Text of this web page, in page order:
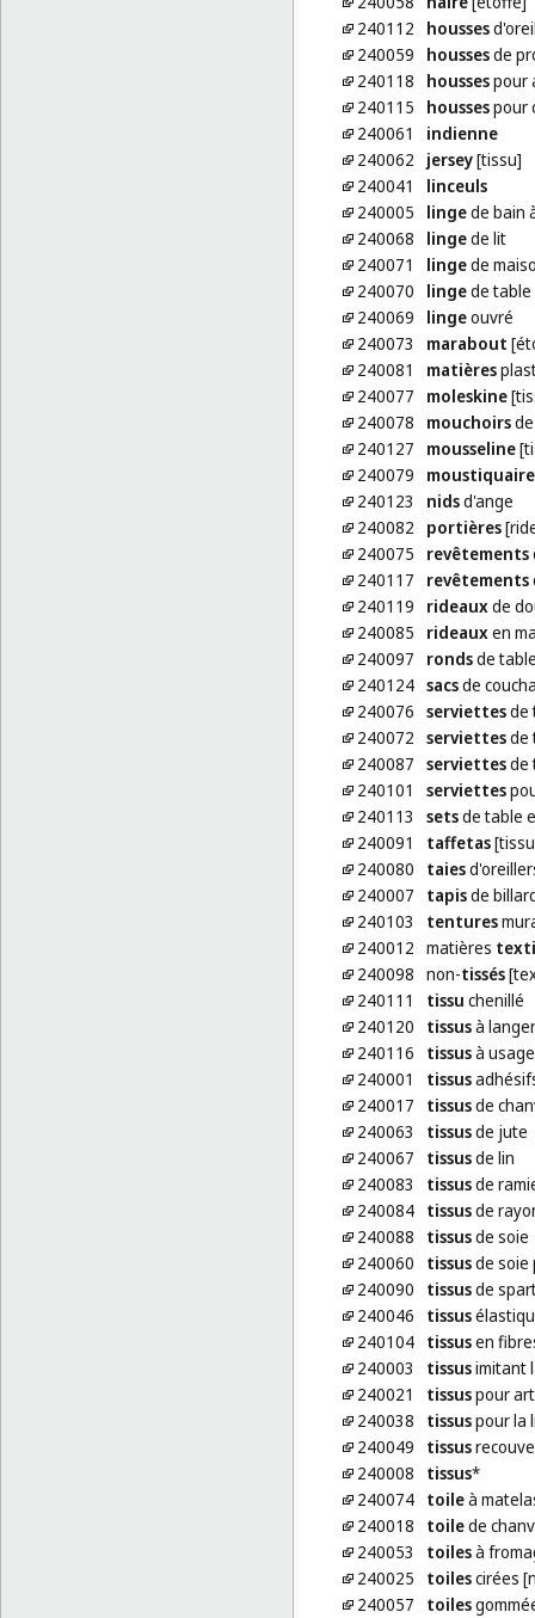
240112
housses
240059
houssesde
240118
houssespour
240115
houssespour
240061
indienne
240062
jersey[tissu]
240041
linceuls
240005
lingede bain
240068
lingede lit
240071
lingede
240070
lingede table
240069
lingeouvré
240073
marabout
240081
matières
240077
moleskine
240078
mouchoirsde
240127
mousseline
240079
240123
nidsd'ange
240082
portières
240075
revêtements
240117
revêtements
240119
rideauxde
240085
rideauxen
240097
rondsde
240124 sacsde
240076 serviettesde
240072 serviettesde
240087 serviettesde
240101
serviettes
240113
setsde table
240091
taffetas
240080
taies
240007
tapisde
240103
tentures
240012 matières
240098 non-tissés
240111
tissu chenillé
240120
tissusà
240116
tissusà
240001
tissus
240017
tissusde
240063
tissusde jute
240067
tissusde lin
240083
tissusde
240084 tissusde
240088
tissusde soie
240060
tissusde soie
240090
tissusde
240046
tissus
240104 tissusen
240003
tissusimitant
240021
tissuspour
240038
tissuspour la
240049
tissus
240008
tissus*
240074 toileà
240018
toilede
240053
toilesà
240025
toilescirées
240057
toiles